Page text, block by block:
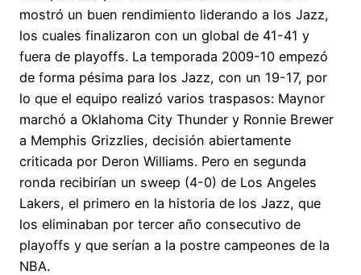
mostró un buen rendimiento liderando a los Jazz,
los cuales finalizaron con un global de 41-41 y
fuera de playoffs. La temporada 2009-10 empezó
de forma pésima para los Jazz, con un 19-17, por
lo que el equipo realizó varios traspasos: Maynor
marchó a Oklahoma City Thunder y Ronnie Brewer
a Memphis Grizzlies, decisión abiertamente
criticada por Deron Williams. Pero en segunda
ronda recibirían un sweep (4-0) de Los Angeles
Lakers, el primero en la historia de los Jazz, que
los eliminaban por tercer año consecutivo de
playoffs y que serían a la postre campeones de la
NBA.